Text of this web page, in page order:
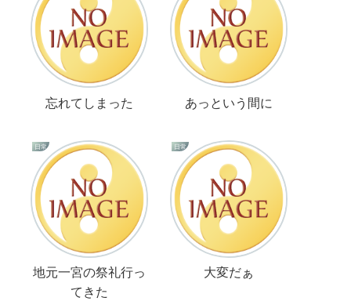
忘れてしまった あっという間に
日常
地元一宮の祭礼行っ
てきた
日常
大変だぁ